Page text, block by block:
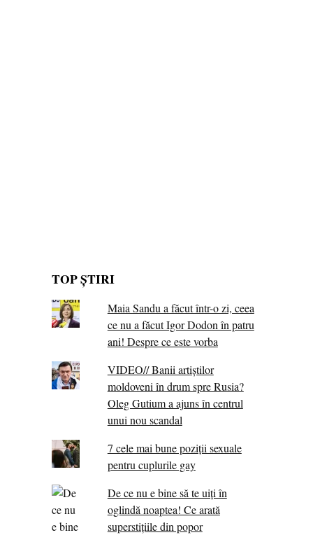
TOP ȘTIRI
Maia Sandu a făcut într-o zi, ceea
ce nu a făcut Igor Dodon în patru
ani! Despre ce este vorba
VIDEO// Banii artiștilor
moldoveni în drum spre Rusia?
Oleg Gutium a ajuns în centrul
unui nou scandal
7 cele mai bune poziții sexuale
pentru cuplurile gay
De ce nu e bine să te uiți în
oglindă noaptea! Ce arată
superstițiile din popor